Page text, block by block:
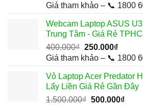
gốc
799.000₫.
hiện
là:
Giá tham khảo – 📞 1800
Webcam Laptop ASUS
Trung Tâm - Giá Rẻ
400.000₫ Giá
gốc
400.000₫.
250.000₫Giá
hiện
là:
Giá tham khảo – 📞 1800
Vỏ Laptop Acer Predator
Lấy Liền Giá Rẻ Gần Đây
1.500.000₫ Giá
500.000₫Giá